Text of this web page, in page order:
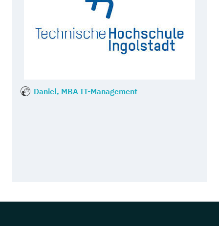
Daniel, MBA IT-Management